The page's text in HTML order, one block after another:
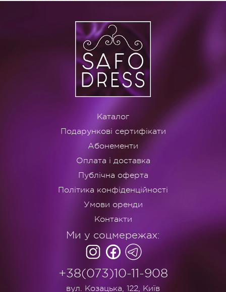
Каталог
Подарункові сертифікати
Абонементи
Оплата і доставка
Публічна оферта
Політика конфіденційності
Умови оренди
Контакти
Ми у соцмережах:
+38(073)10-11-908
вул. Козацька, 122, Київ